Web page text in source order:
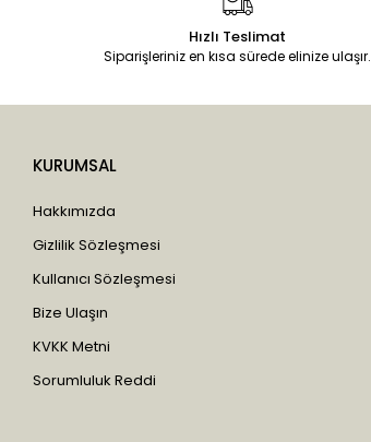
Doğan
Dr. Rena Dermo
Duru
Eagle's
Ebru
Egemen
Egza-S
Elit
Emiroğlu
Hızlı Teslimat
Siparişleriniz en kısa sürede elinize ulaşır.
KURUMSAL
Hakkımızda
Gizlilik Sözleşmesi
Kullanıcı Sözleşmesi
Bize Ulaşın
KVKK Metni
Sorumluluk Reddi